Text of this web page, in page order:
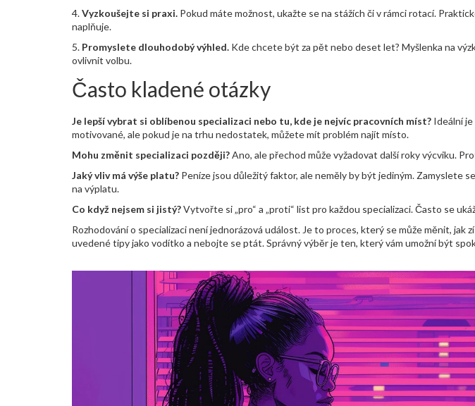
4.Vyzkoušejte si praxi. Pokud máte možnost, ukažte se na stážích či v rámci rotací.
naplňuje.
5. Promyslete dlouhodobý výhled. Kde chcete být za pět nebo deset let? Myšlenka na
ovlivnit volbu.
Často kladené otázky
Je lepší vybrat si oblíbenou specializaci nebo tu, kde je nejvíc pracovních míst? Ideální
motivované, ale pokud je na trhu nedostatek, můžete mít problém najít místo.
Mohu změnit specializaci později?Ano, ale přechod může vyžadovat další roky výcviku.
Jaký vliv má výše platu? Peníze jsou důležitý faktor, ale neměly by být jediným. Zamyslete
na výplatu.
Co když nejsem si jistý?Vytvořte si „pro“ a „proti“ list pro každou specializaci. Často se
Rozhodování o specializaci není jednorázová událost. Je to proces, který se může měnit, jak
uvedené tipy jako vodítko a nebojte se ptát. Správný výběr je ten, který vám umožní být